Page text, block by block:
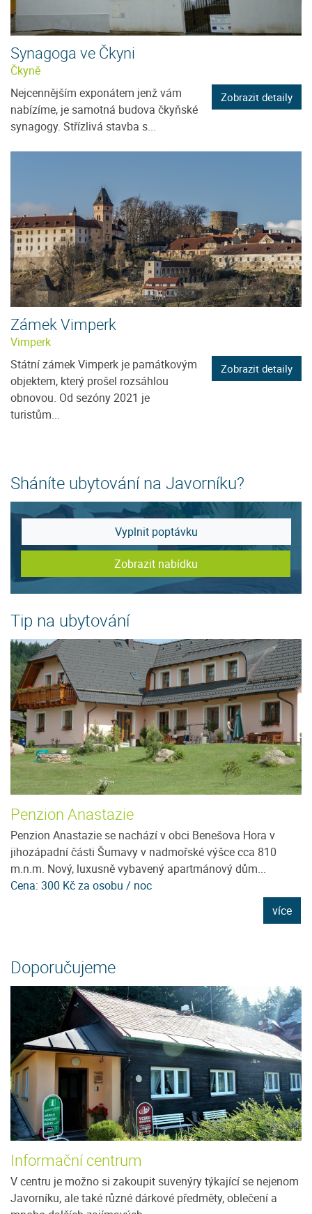
Synagoga ve Čkyni
Čkyně
Nejcennějším exponátem jenž vám
nabízíme, je samotná budova čkyňské
synagogy. Střízlivá stavba s...
Zobrazit detaily
Zámek Vimperk
Vimperk
Státní zámek Vimperk je památkovým
objektem, který prošel rozsáhlou
obnovou. Od sezóny 2021 je
turistům...
Zobrazit detaily
Sháníte ubytování na Javorníku?
Vyplnit poptávku
Zobrazit nabídku
Tip na ubytování
Penzion Anastazie
Penzion Anastazie se nachází v obci Benešova Hora v
jihozápadní části Šumavy v nadmořské výšce cca 810
m.n.m. Nový, luxusně vybavený apartmánový dům...
Cena: 300 Kč za osobu / noc
více
Doporučujeme
Informační centrum
V centru je možno si zakoupit suvenýry týkající se nejenom
Javorníku, ale také různé dárkové předměty, oblečení a